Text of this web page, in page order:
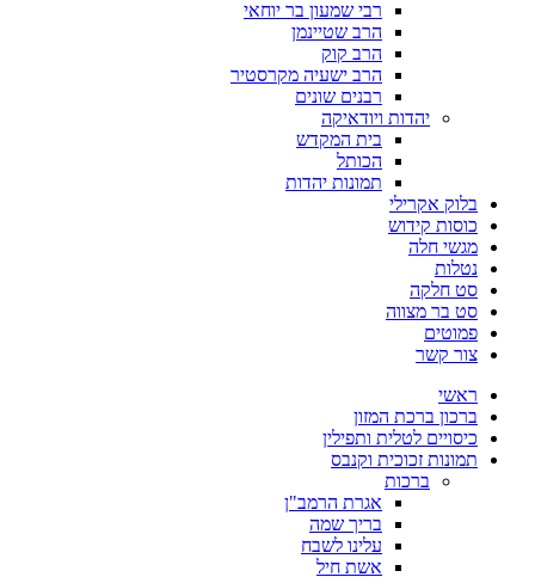
רבי שמעון בר יוחאי
הרב שטיינמן
הרב קוק
הרב ישעיה מקרסטיר
רבנים שונים
יהדות ויודאיקה
בית המקדש
הכותל
תמונות יהדות
בלוק אקרילי
כוסות קידוש
מגשי חלה
נטלות
סט חלקה
סט בר מצווה
פמוטים
צור קשר
ראשי
ברכון ברכת המזון
כיסויים לטלית ותפילין
תמונות זכוכית וקנבס
ברכות
אגרת הרמב"ן
בריך שמה
עלינו לשבח
אשת חיל